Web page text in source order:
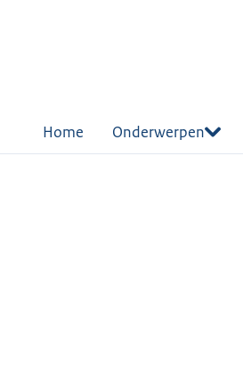
Home Onderwerpen